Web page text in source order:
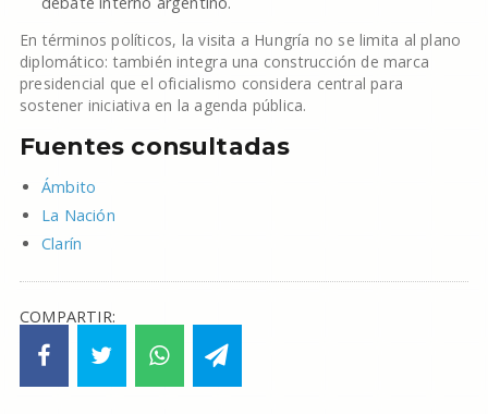
En términos políticos, la visita a Hungría no se limita al plano
diplomático: también integra una construcción de marca
presidencial que el oficialismo considera central para
sostener iniciativa en la agenda pública.
Fuentes consultadas
Ámbito
La Nación
Clarín
COMPARTIR: